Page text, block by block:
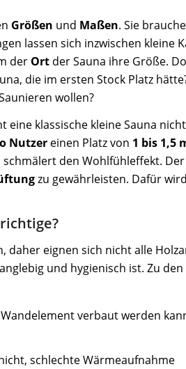
Größen und Maßen. Sie
lassen sich inzwischen kleine
der Ort der Sauna ihre Größe.
die im ersten Stock Platz
wollen?
eine klassische kleine Sauna
Nutzer einen Platz von 1 bis 1,5
den Wohlfühleffekt.
zu gewährleisten. Dafür
daher eignen sich nicht alle
und hygienisch ist. Zu
verbaut werden
schlechte Wärmeaufnahme